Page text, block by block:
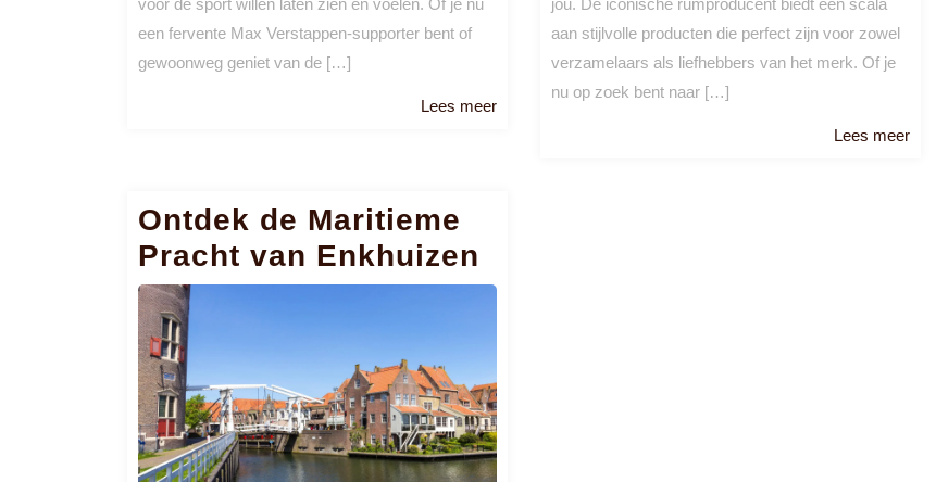
een fervente Max Verstappen-supporter bent of
gewoonweg geniet van de […]
Lees meerLees
aan stijlvolle producten die perfect zijn voor zowel
verzamelaars als liefhebbers van het merk. Of je
nu op zoek bent naar […]
Lees meerLees
Ontdek de Maritieme
Pracht van Enkhuizen